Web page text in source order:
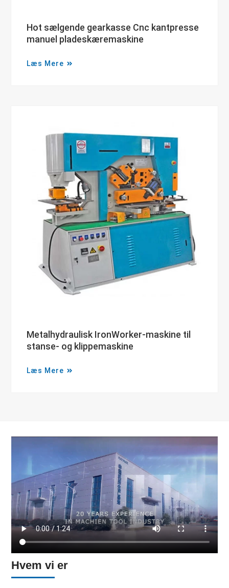
Hot sælgende gearkasse Cnc kantpresse
manuel pladeskæremaskine
Læs Mere
Metalhydraulisk IronWorker-maskine til
stanse- og klippemaskine
Læs Mere
Hvem vi er